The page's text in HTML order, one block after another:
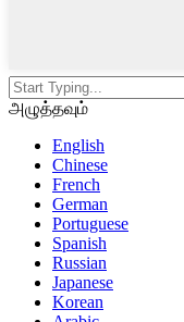
அழுத்தவும்
English
Chinese
French
German
Portuguese
Spanish
Russian
Japanese
Korean